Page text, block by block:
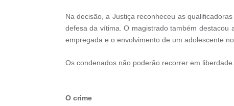
Na decisão, a Justiça reconheceu as
defesa da vítima. O magistrado também
empregada e o envolvimento de um adolescente
Os condenados não poderão recorrer em
O crime